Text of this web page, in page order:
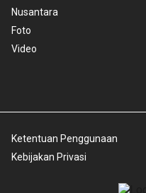
Nusantara
Foto
Video
Ketentuan Penggunaan
Kebijakan Privasi